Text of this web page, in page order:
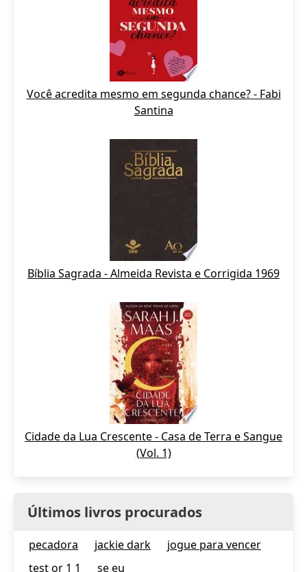
Você acredita mesmo em segunda chance? - Fabi
Santina
Bíblia Sagrada - Almeida Revista e Corrigida 1969
Cidade da Lua Crescente - Casa de Terra e Sangue
(Vol. 1)
Últimos livros procurados
pecadora jackie dark
jogue para vencer
test or 1 1
se eu